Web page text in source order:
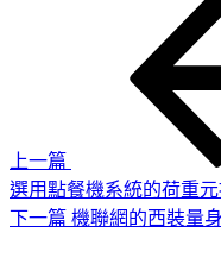
上一篇
選用點餐機系統的荷重
下
下一篇 機聯網的西裝量